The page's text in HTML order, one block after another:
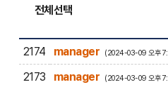
전체선택
2174
manager (2024-03-09 오후
2173 manager (2024-03-09 오후